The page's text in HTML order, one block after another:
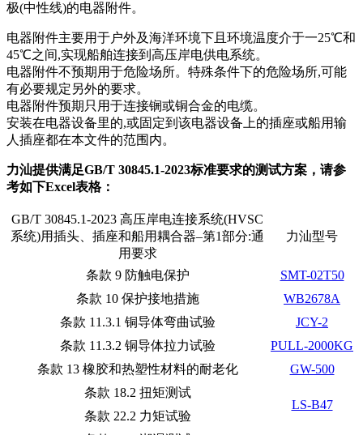
线缆测试方案
插头插座测试方案
电源开关测试方案
变压器测试方案
电动玩具测试方案
电表测试方案
极(中性线)的电器附件。
电器附件主要用于户外及海洋环境下且环境温度介于一25℃和
45℃之间,实现船舶连接到高压岸电供电系统。
电器附件不预期用于危险场所。特殊条件下的危险场所,可能
有必要规定另外的要求。
电器附件预期只用于连接锎或铜合金的电缆。
安装在电器设备里的,或固定到该电器设备上的插座或船用输
人插座都在本文件的范围内。
力汕提供满足GB/T 30845.1-2023标准要求的测试方案，请参
考如下Excel表格：
GB/T 30845.1-2023 高压岸电连接系统(HVSC
系统)用插头、插座和船用耦合器–第1部分:通
用要求
力汕型号
条款 9 防触电保护
SMT-02T50
条款 10 保护接地措施
WB2678A
条款 11.3.1 铜导体弯曲试验
JCY-2
条款 11.3.2 铜导体拉力试验
PULL-2000KG
条款 13 橡胶和热塑性材料的耐老化
GW-500
条款 18.2 扭矩测试
LS-B47
条款 22.2 力矩试验